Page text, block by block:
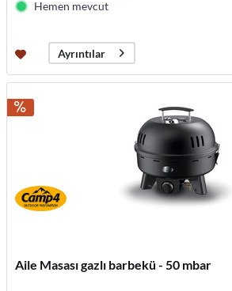
Hemen mevcut
Ayrıntılar
Aile Masası gazlı barbekü - 50 mbar